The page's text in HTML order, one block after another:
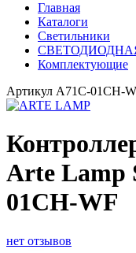
Главная
Каталоги
Светильники
Комплектующие
Артикул A71C-01CH-
Arte Lamp
01CH-WF
нет отзывов